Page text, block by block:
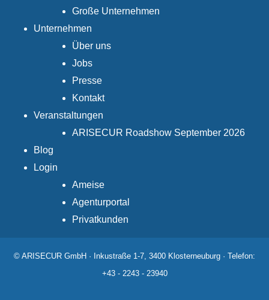
Große Unternehmen
Unternehmen
Über uns
Jobs
Presse
Kontakt
Veranstaltungen
ARISECUR Roadshow September 2026
Blog
Login
Ameise
Agenturportal
Privatkunden
© ARISECUR GmbH · Inkustraße 1-7, 3400 Klosterneuburg · Telefon:
+43 - 2243 - 23940